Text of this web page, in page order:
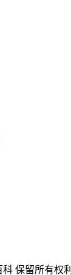
保留所有权利